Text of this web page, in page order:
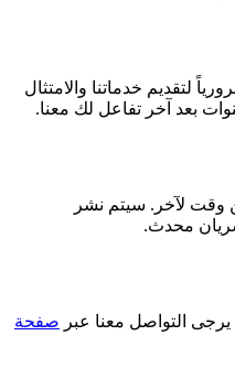
لتقديم خدماتنا والامتثال
لآخر. سيتم نشر
سريان محدث.
التواصل معنا عبر صفحة